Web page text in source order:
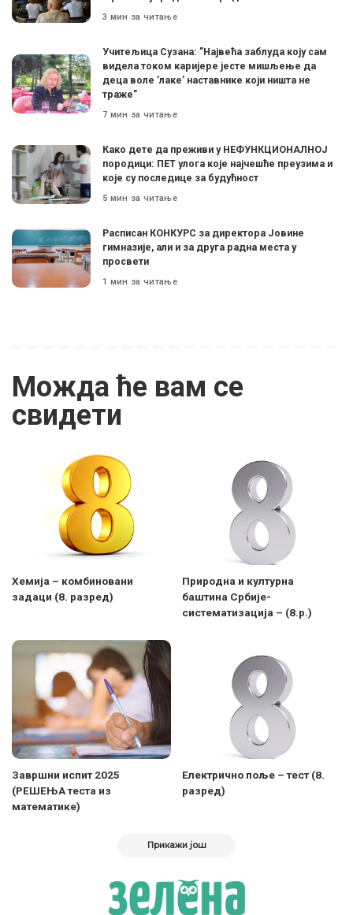
3 мин за читање
Учитељица Сузана: ”Највећа заблуда коју сам
видела током каријере јесте мишљење да
деца воле ’лаке’ наставнике који ништа не
траже”
7 мин за читање
Како дете да преживи у НЕФУНКЦИОНАЛНОЈ
породици: ПЕТ улога које најчешће преузима и
које су последице за будућност
5 мин за читање
Расписан КОНКУРС за директора Јовине
гимназије, али и за друга радна места у
просвети
1 мин за читање
Можда ће вам се
свидети
Хемија – комбиновани
задаци (8. разред)
Природна и културна
баштина Србије-
систематизација – (8.р.)
Завршни испит 2025
(РЕШЕЊА теста из
математике)
Електрично поље – тест (8.
разред)
Прикажи још